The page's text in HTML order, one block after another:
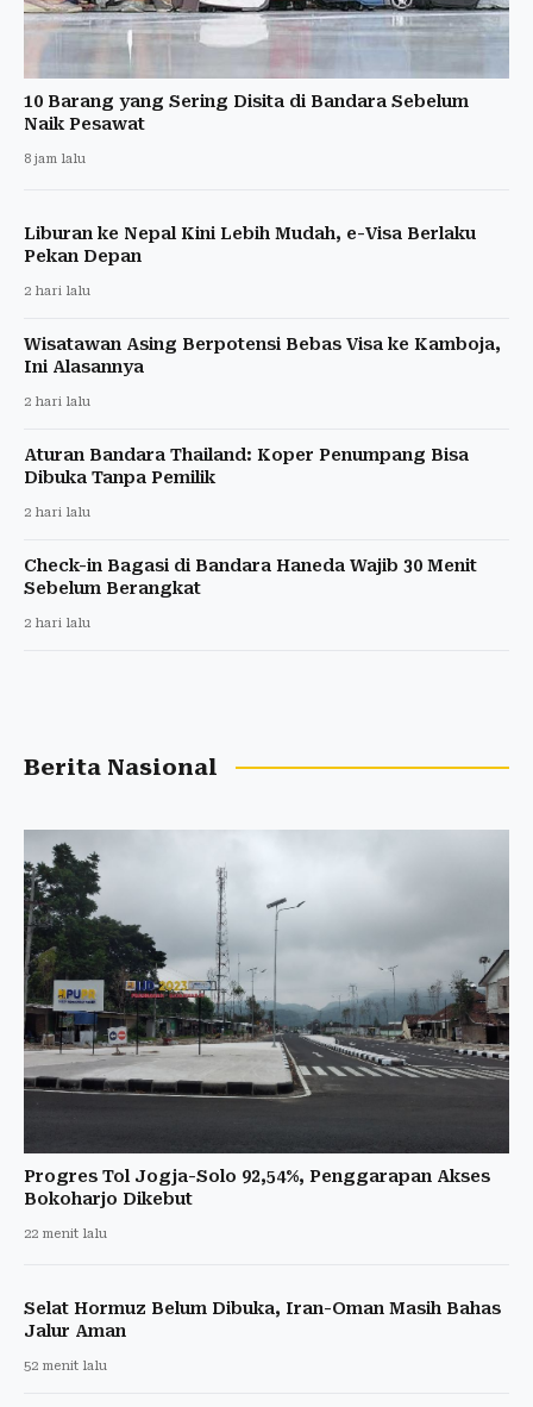
10 Barang yang Sering Disita di Bandara Sebelum
Naik Pesawat
8 jam lalu
Liburan ke Nepal Kini Lebih Mudah, e-Visa Berlaku
Pekan Depan
2 hari lalu
Wisatawan Asing Berpotensi Bebas Visa ke Kamboja,
Ini Alasannya
2 hari lalu
Aturan Bandara Thailand: Koper Penumpang Bisa
Dibuka Tanpa Pemilik
2 hari lalu
Check-in Bagasi di Bandara Haneda Wajib 30 Menit
Sebelum Berangkat
2 hari lalu
Berita Nasional
Progres Tol Jogja-Solo 92,54%, Penggarapan Akses
Bokoharjo Dikebut
22 menit lalu
Selat Hormuz Belum Dibuka, Iran-Oman Masih Bahas
Jalur Aman
52 menit lalu